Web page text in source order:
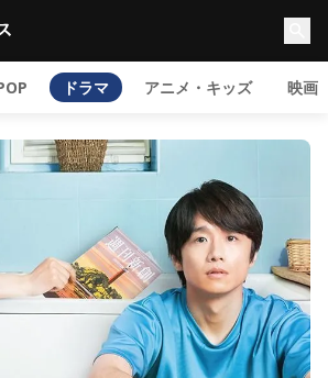
ドラマ アニメ・キッズ 映画